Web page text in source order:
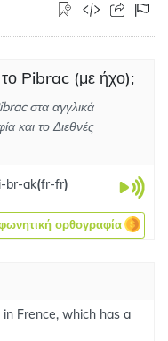
Pibrac (με ήχο);
στα αγγλικά
και το Διεθνές
br-ak(fr-fr)
ορθογραφία
Frence, which has a